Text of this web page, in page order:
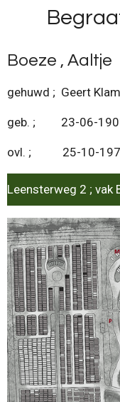
naar
de
hoofdinhoud
Boeze , Aaltje
gehuwd ; Geert
geb. ; 23-06-
ovl. ; 25-10-
Leensterweg 2 ;